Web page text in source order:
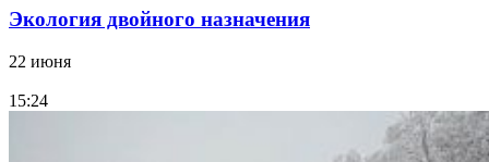
Экология двойного назначения
22 июня
15:24